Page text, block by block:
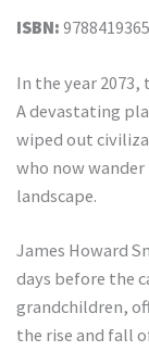
ISBN:
In the year 2073,
A devastating
wiped out
who now
landscape.
James Howard
days before the
grandchildren,
the rise and fall